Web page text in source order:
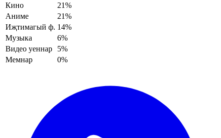
Кино
21%
Аниме
21%
Иҗтимагый ф. 14%
Музыка
6%
Видео уеннар
5%
Мемнар
0%